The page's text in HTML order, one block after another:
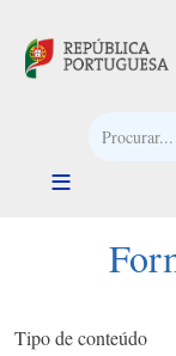
Tipo de conteúdo